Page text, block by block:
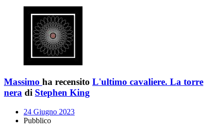
Massimo ha recensito L'ultimo cavaliere. La torre
nera di Stephen King
24 Giugno 2023
Pubblico